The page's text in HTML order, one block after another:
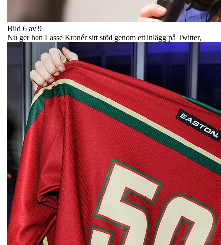
Bild 6 av 9
Nu ger hon Lasse Kronér sitt stöd genom ett inlägg på Twitter,